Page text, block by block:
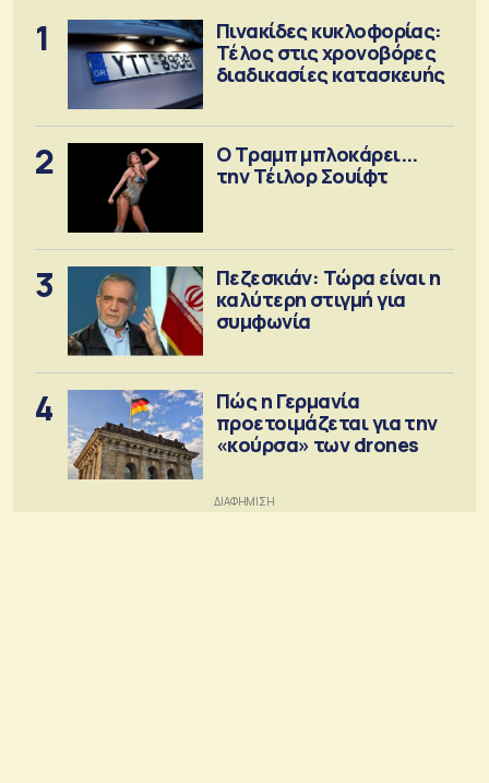
1
Πινακίδες κυκλοφορίας:
Τέλος στις χρονοβόρες
διαδικασίες κατασκευής
2
Ο Τραμπ μπλοκάρει...
την Τέιλορ Σουίφτ
3
Πεζεσκιάν: Τώρα είναι η
καλύτερη στιγμή για
συμφωνία
4
Πώς η Γερμανία
προετοιμάζεται για την
«κούρσα» των drones